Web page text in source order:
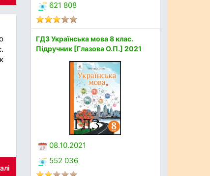
621 808
ГДЗ Українська мова 8 клас.
Підручник [Глазова О.П.] 2021
08.10.2021
552 036